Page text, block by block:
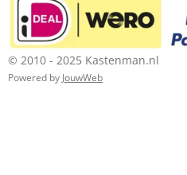
© 2010 - 2025 Kastenman.nl
Powered by JouwWeb